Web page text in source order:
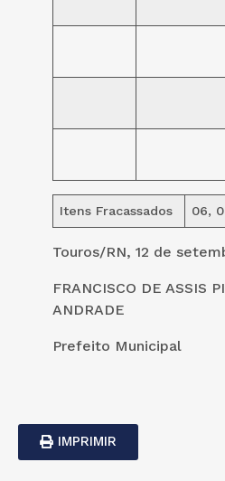
Itens Fracassados 06,
Touros/RN, 12 de
FRANCISCO DE ASSIS
ANDRADE
Prefeito Municipal
IMPRIMIR